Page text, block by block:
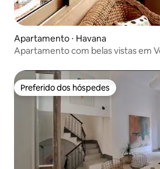
Apartamento ⋅ Havana
Apartamento com belas vistas em
Preferido dos hóspedes
Preferido dos hóspedes